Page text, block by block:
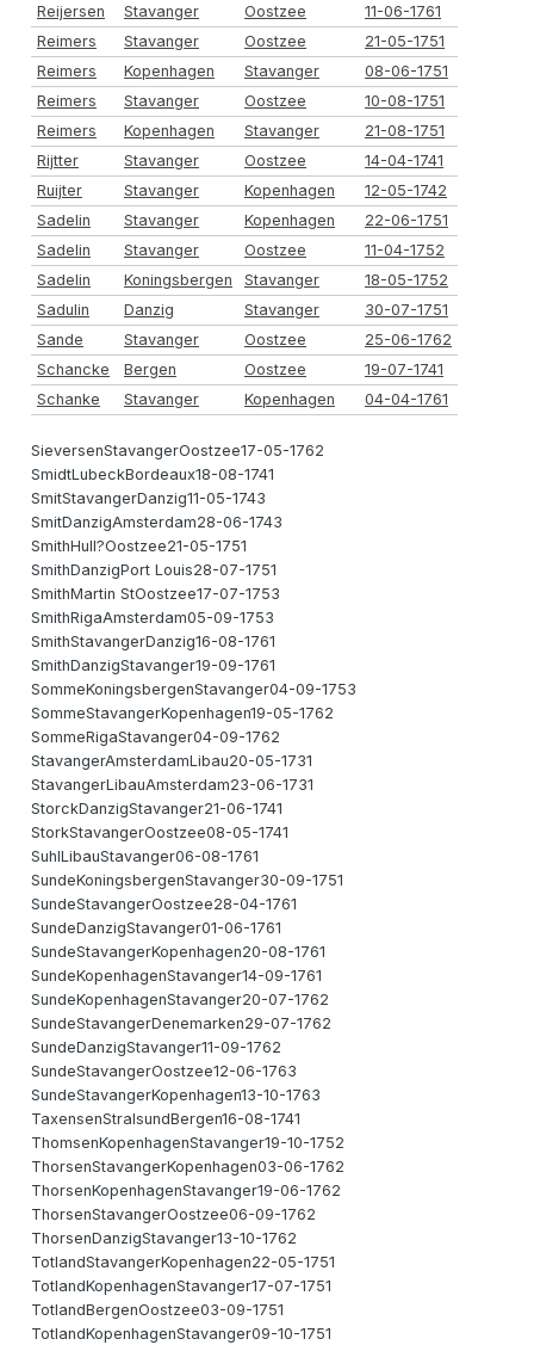
Reijersen Stavanger Oostzee
11-06-1761
Reimers
Stavanger Oostzee
21-05-1751
Reimers
Kopenhagen Stavanger
08-06-1751
Reimers
Stavanger Oostzee
10-08-1751
Reimers
Kopenhagen Stavanger
21-08-1751
Rijtter
Stavanger Oostzee
14-04-1741
Ruijter
Stavanger Kopenhagen
12-05-1742
Sadelin
Stavanger Kopenhagen
22-06-1751
Sadelin
Stavanger Oostzee
11-04-1752
Sadelin
Koningsbergen Stavanger
18-05-1752
Sadulin
Danzig Stavanger
30-07-1751
Sande
Stavanger Oostzee
25-06-1762
Schancke
Bergen Oostzee
19-07-1741
Schanke
Stavanger Kopenhagen 04-04-1761
SieversenStavangerOostzee17-05-1762
SmidtLubeckBordeaux18-08-1741
SmitStavangerDanzig11-05-1743
SmitDanzigAmsterdam28-06-1743
SmithHull?Oostzee21-05-1751
SmithDanzigPort Louis28-07-1751
SmithMartin StOostzee17-07-1753
SmithRigaAmsterdam05-09-1753
SmithStavangerDanzig16-08-1761
SmithDanzigStavanger19-09-1761
SommeKoningsbergenStavanger04-09-1753
SommeStavangerKopenhagen19-05-1762
SommeRigaStavanger04-09-1762
StavangerAmsterdamLibau20-05-1731
StavangerLibauAmsterdam23-06-1731
StorckDanzigStavanger21-06-1741
StorkStavangerOostzee08-05-1741
SuhlLibauStavanger06-08-1761
SundeKoningsbergenStavanger30-09-1751
SundeStavangerOostzee28-04-1761
SundeDanzigStavanger01-06-1761
SundeStavangerKopenhagen20-08-1761
SundeKopenhagenStavanger14-09-1761
SundeKopenhagenStavanger20-07-1762
SundeStavangerDenemarken29-07-1762
SundeDanzigStavanger11-09-1762
SundeStavangerOostzee12-06-1763
SundeStavangerKopenhagen13-10-1763
TaxensenStralsundBergen16-08-1741
ThomsenKopenhagenStavanger19-10-1752
ThorsenStavangerKopenhagen03-06-1762
ThorsenKopenhagenStavanger19-06-1762
ThorsenStavangerOostzee06-09-1762
ThorsenDanzigStavanger13-10-1762
TotlandStavangerKopenhagen22-05-1751
TotlandKopenhagenStavanger17-07-1751
TotlandBergenOostzee03-09-1751
TotlandKopenhagenStavanger09-10-1751